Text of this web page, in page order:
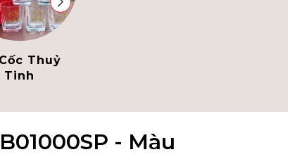
Thuỷ
Tinh
- Màu